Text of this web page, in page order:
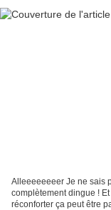
Alleeeeeeeer Je ne sais
complètement dingue !
réconforter ça peut être